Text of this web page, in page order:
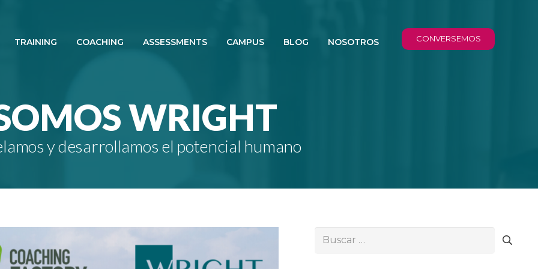
TRAINING COACHING ASSESSMENTS CAMPUS BLOG NOSOTROS CONVERSEMOS
WRIGHT
y desarrollamos el potencial humano
Buscar: